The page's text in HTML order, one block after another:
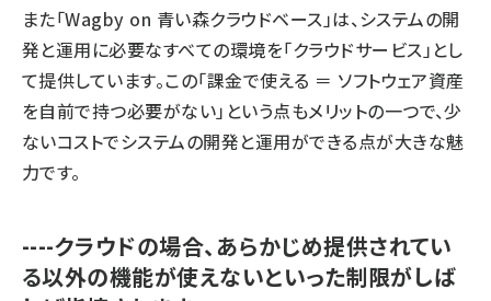
また「Wagby on 青い森クラウドベース」は、システムの開
発と運用に必要なすべての環境を「クラウドサービス」とし
て提供しています。この「課金で使える ＝ ソフトウェア資産
を自前で持つ必要がない」という点もメリットの一つで、少
ないコストでシステムの開発と運用ができる点が大きな魅
力です。
----クラウドの場合、あらかじめ提供されてい
る以外の機能が使えないといった制限がしば